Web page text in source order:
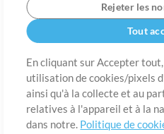
Rejeter les
Tout
En cliquant sur Accepter
utilisation de cookies/pixels
ainsi qu'à la collecte et au
relatives à l'appareil et à la
dans notre. Politique de
A propos de Conditions d’utilisation
matière de
©2006-2026 par MultiTracks